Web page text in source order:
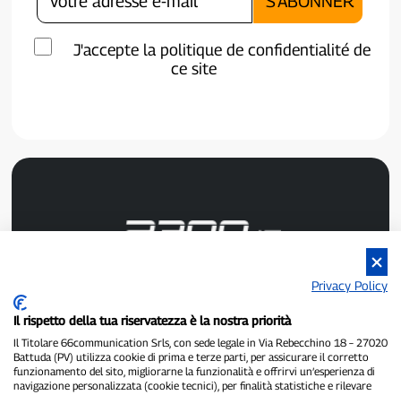
J'accepte la politique de confidentialité de
ce site
Pavie.
Propriétaire et éditeur :66communication Srls- Numéro de TVA :
02798890188.
Rédacteur en chef :Alessandro Secchi- Rédacteur adjoint :Federico
Privacy Policy
Il rispetto della tua riservatezza è la nostra priorità
Il Titolare 66communication Srls, con sede legale in Via Rebecchino 18 – 27020
Battuda (PV) utilizza cookie di prima e terze parti, per assicurare il corretto
funzionamento del sito, migliorarne la funzionalità e offrirvi un’esperienza di
navigazione personalizzata (cookie tecnici), per finalità statistiche e rilevare